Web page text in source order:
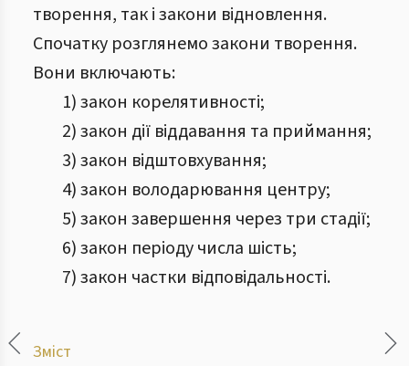
творення, так і закони відновлення.
Спочатку розглянемо закони творення.
Вони включають:
1) закон корелятивності;
2) закон дії віддавання та приймання;
3) закон відштовхування;
4) закон володарювання центру;
5) закон завершення через три стадії;
6) закон періоду числа шість;
7) закон частки відповідальності.
Зміст